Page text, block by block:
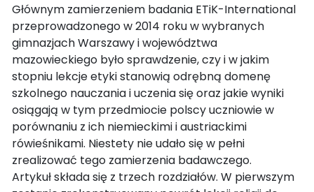
Głównym zamierzeniem badania ETiK-International
przeprowadzonego w 2014 roku w wybranych
gimnazjach Warszawy i województwa
mazowieckiego było sprawdzenie, czy i w jakim
stopniu lekcje etyki stanowią odrębną domenę
szkolnego nauczania i uczenia się oraz jakie wyniki
osiągają w tym przedmiocie polscy uczniowie w
porównaniu z ich niemieckimi i austriackimi
rówieśnikami. Niestety nie udało się w pełni
zrealizować tego zamierzenia badawczego.
Artykuł składa się z trzech rozdziałów. W pierwszym